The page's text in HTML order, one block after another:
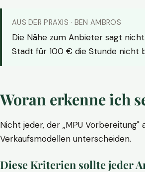
AUS DER PRAXIS · BEN AMBROS
Die Nähe zum Anbieter sagt
Stadt für 100 € die Stunde nicht
Woran erkenne ich
Nicht jeder, der „MPU
Verkaufsmodellen unterscheiden.
Diese Kriterien sollte jeder